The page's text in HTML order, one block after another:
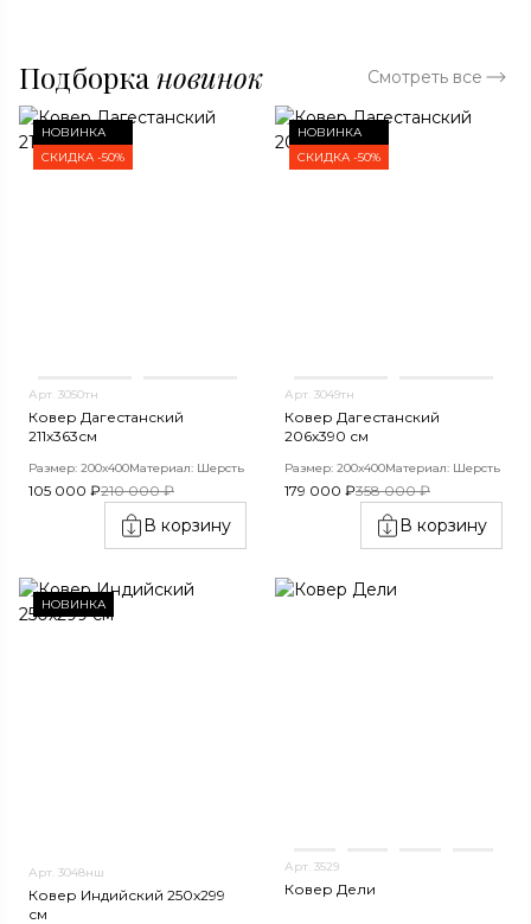
Подборка новинок Смотреть все
НОВИНКА
СКИДКА -50%
Арт. 3050тн
Ковер Дагестанский
211x363см
Размер: 200х400Материал: Шерсть
105 000 ₽210 000 ₽
В корзину
НОВИНКА
СКИДКА -50%
Арт. 3049тн
Ковер Дагестанский
206x390 см
Размер: 200х400Материал: Шерсть
179 000 ₽358 000 ₽
В корзину
НОВИНКА
Арт. 3048нш
Ковер Индийский 250x299
см
Арт. 3529
Ковер Дели